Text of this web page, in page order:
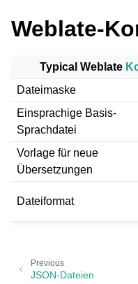
navigation of Unterstützte
Weblate-
Typical Weblate
Dateimaske
Einsprachige Basis-
Sprachdatei
Vorlage für neue
Übersetzungen
Dateiformat
Previous
JSON-Dateien